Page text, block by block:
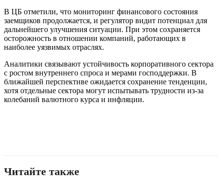
В ЦБ отметили, что мониторинг финансового состояния
заемщиков продолжается, и регулятор видит потенциал для
дальнейшего улучшения ситуации. При этом сохраняется
осторожность в отношении компаний, работающих в
наиболее уязвимых отраслях.
Аналитики связывают устойчивость корпоративного сектора
с ростом внутреннего спроса и мерами господдержки. В
ближайшей перспективе ожидается сохранение тенденции,
хотя отдельные сектора могут испытывать трудности из-за
колебаний валютного курса и инфляции.
Читайте также